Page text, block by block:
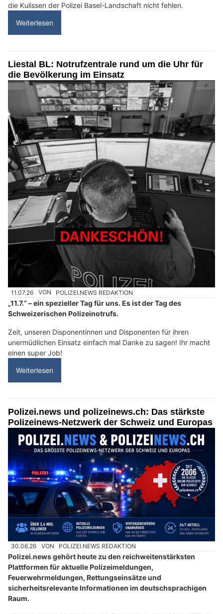
die Kulissen der Polizei Basel-Landschaft nicht fehlen.
Weiterlesen
Liestal BL: Notrufzentrale rund um die Uhr für
die Bevölkerung im Einsatz
11.07.26 VON POLIZEI.NEWS REDAKTION
„11.7.“ – ein spezieller Tag für uns. Es ist der Tag des
Schweizerischen Polizeinotrufs.
Zeit, unseren Disponentinnen und Disponenten für ihren
unermüdlichen Einsatz einfach mal Danke zu sagen! Ihr macht
einen super Job!
Weiterlesen
Polizei.news und polizeinews.ch: Das stärkste
Polizeinews-Netzwerk der Schweiz und Europas
30.06.26 VON POLIZEI.NEWS REDAKTION
Polizei.news gehört heute zu den reichweitenstärksten
Plattformen für aktuelle Polizeimeldungen,
Feuerwehrmeldungen, Rettungseinsätze und
sicherheitsrelevante Informationen im deutschsprachigen
Raum.